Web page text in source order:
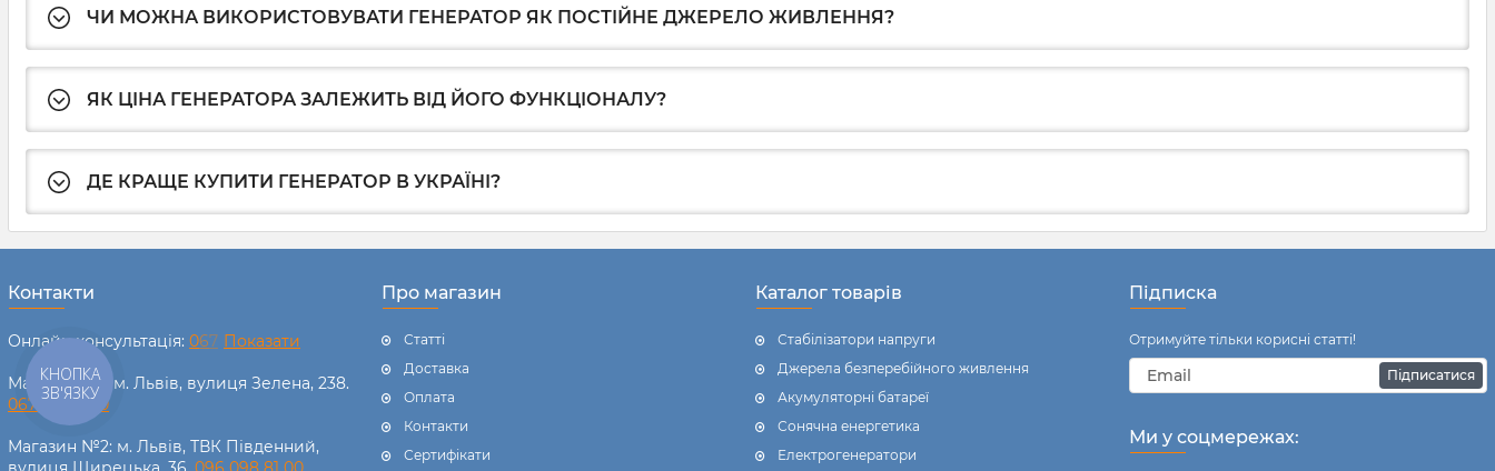
ЧИ МОЖНА ВИКОРИСТОВУВАТИ ГЕНЕРАТОР ЯК ПОСТІЙНЕ ДЖЕРЕЛО ЖИВЛЕННЯ?
ЯК ЦІНА ГЕНЕРАТОРА ЗАЛЕЖИТЬ ВІД ЙОГО ФУНКЦІОНАЛУ?
ДЕ КРАЩЕ КУПИТИ ГЕНЕРАТОР В УКРАЇНІ?
Контакти
Онлайн консультація: 067 Показати
Магазин №1: м. Львів, вулиця Зелена, 238.
067 238 11 00
Магазин №2: м. Львів, ТВК Південний,
Про магазин
Статті
Доставка
Оплата
Контакти
Сертифікати
Каталог товарів
Стабілізатори напруги
Джерела безперебійного живлення
Акумуляторні батареї
Сонячна енергетика
Електрогенератори
Підписка
Отримуйте тільки корисні статті!
Підписатися
Ми у соцмережах:
КНОПКА
ЗВ'ЯЗКУ